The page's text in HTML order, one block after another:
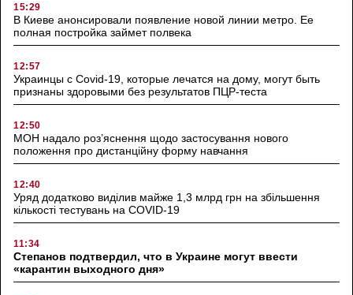
15:29
В Киеве анонсировали появление новой линии метро. Ее
полная постройка займет полвека
12:57
Украинцы с Covid-19, которые лечатся на дому, могут быть
признаны здоровыми без результатов ПЦР-теста
12:50
МОН надало роз’яснення щодо застосування нового
положення про дистанційну форму навчання
12:40
Уряд додатково виділив майже 1,3 млрд грн на збільшення
кількості тестувань на COVID-19
11:34
Степанов подтвердил, что в Украине могут ввести
«карантин выходного дня»